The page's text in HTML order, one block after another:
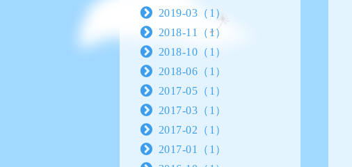
2019-03（1）
2018-11（1）
2018-10（1）
2018-06（1）
2017-05（1）
2017-03（1）
2017-02（1）
2017-01（1）